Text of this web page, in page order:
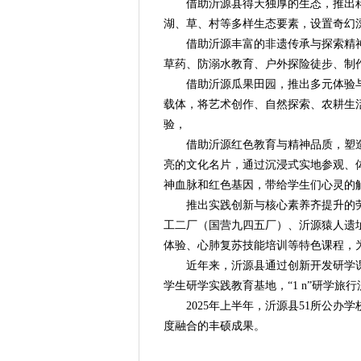
借助沂源县得天独厚的生态，推出科
湖、草、村等多样生态要素，设置奇
借助沂源丰富的非遗传承与探索精神
草药、防溺水教育、户外探险徒步、
借助沂源瓜果田园，推出多元体验与
载体，将艺术创作、自然探索、农耕
验，
借助沂源红色教育与精神品质，塑造
亮的文化名片，通过沉浸式实地参观
神血脉和红色基因，带给学生们心灵的
推出实践创新与核心素养齐提升的劳
工二厂（国营九四五厂）、沂源猿人
体验、心肺复苏技能培训等特色课程
近年来，沂源县通过创新开发研学课
学生研学实践教育基地，“1 n”研学旅
2025年上半年，沂源县51所公办
度融合的丰硕成果。